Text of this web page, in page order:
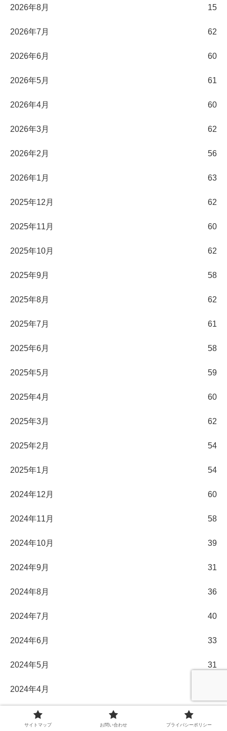
2026年8月 15
2026年7月 62
2026年6月 60
2026年5月 61
2026年4月 60
2026年3月 62
2026年2月 56
2026年1月 63
2025年12月 62
2025年11月 60
2025年10月 62
2025年9月 58
2025年8月 62
2025年7月 61
2025年6月 58
2025年5月 59
2025年4月 60
2025年3月 62
2025年2月 54
2025年1月 54
2024年12月 60
2024年11月 58
2024年10月 39
2024年9月 31
2024年8月 36
2024年7月 40
2024年6月 33
2024年5月 31
2024年4月
2024年3月
サイトマップ お問い合わせ プライバシーポリシー